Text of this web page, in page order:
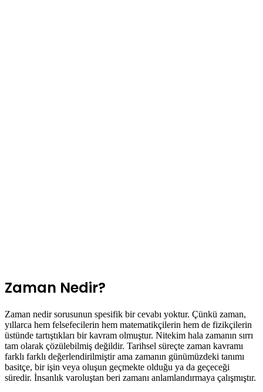
Zaman Nedir?
Zaman nedir sorusunun spesifik bir cevabı yoktur. Çünkü zaman,
yıllarca hem felsefecilerin hem matematikçilerin hem de fizikçilerin
üstünde tartıştıkları bir kavram olmuştur. Nitekim hala zamanın sırrı
tam olarak çözülebilmiş değildir. Tarihsel süreçte zaman kavramı
farklı farklı değerlendirilmiştir ama zamanın günümüzdeki tanımı
basitçe, bir işin veya oluşun geçmekte olduğu ya da geçeceği
süredir. İnsanlık varoluştan beri zamanı anlamlandırmaya çalışmıştır.